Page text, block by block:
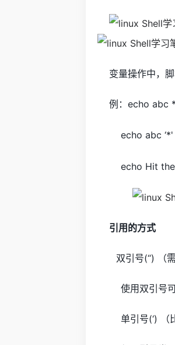
变量操作中，脚
例：echo abc *
echo abc ‘*'
echo Hit the
引用的方式
双引号(“) （
使用双引号可
单引号(‘) （比